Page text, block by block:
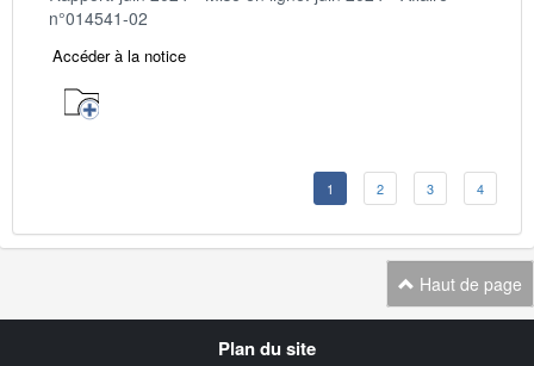
n°014541-02
Accéder à la notice
1 2 3 4
Haut de page
Plan du site